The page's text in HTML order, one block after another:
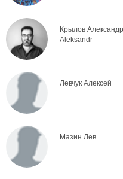
Крылов
Aleksandr
Левчук Алексей
Мазин Лев